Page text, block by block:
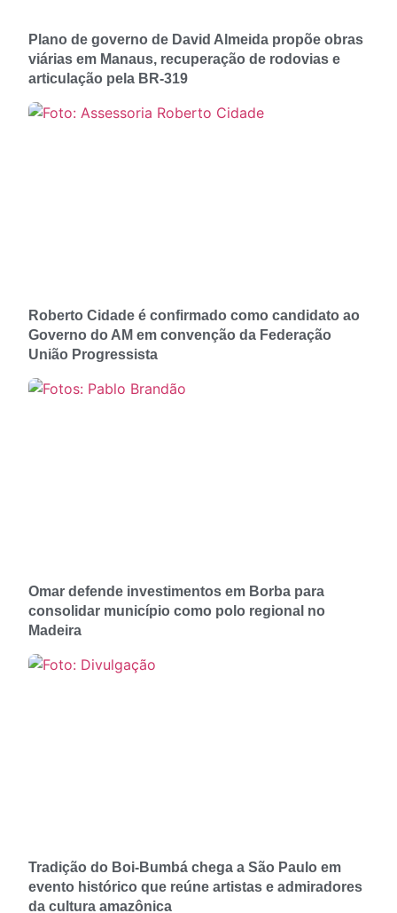
Plano de governo de David Almeida propõe obras
viárias em Manaus, recuperação de rodovias e
articulação pela BR-319
Roberto Cidade é confirmado como candidato ao
Governo do AM em convenção da Federação
União Progressista
Omar defende investimentos em Borba para
consolidar município como polo regional no
Madeira
Tradição do Boi-Bumbá chega a São Paulo em
evento histórico que reúne artistas e admiradores
da cultura amazônica